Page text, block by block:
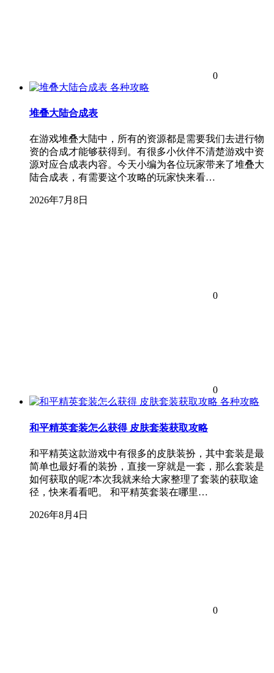
0
各种攻略
堆叠大陆合成表
在游戏堆叠大陆中，所有的资源都是需要我们去进行物
资的合成才能够获得到。有很多小伙伴不清楚游戏中资
源对应合成表内容。今天小编为各位玩家带来了堆叠大
陆合成表，有需要这个攻略的玩家快来看…
2026年7月8日
0
0
各种攻略
和平精英套装怎么获得 皮肤套装获取攻略
和平精英这款游戏中有很多的皮肤装扮，其中套装是最
简单也最好看的装扮，直接一穿就是一套，那么套装是
如何获取的呢?本次我就来给大家整理了套装的获取途
径，快来看看吧。 和平精英套装在哪里…
2026年8月4日
0